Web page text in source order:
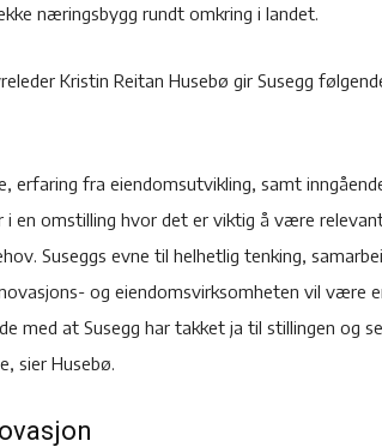
næringsbygg rundt omkring i landet.
Kristin Reitan Husebø gir Susegg
erfaring fra eiendomsutvikling, samt
i en omstilling hvor det er viktig å være
Suseggs evne til helhetlig tenking,
og eiendomsvirksomheten vil være
med at Susegg har takket ja til stillingen og
sier Husebø.